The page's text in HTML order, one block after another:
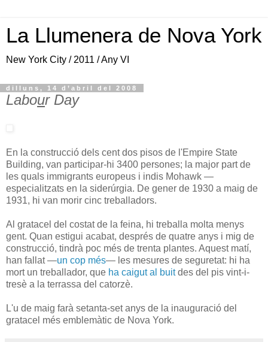
La Llumenera de Nova York
New York City / 2011 / Any VI
dilluns, 14 d’abril del 2008
Labour Day
En la construcció dels cent dos pisos de l'Empire State
Building, van participar-hi 3400 persones; la major part de
les quals immigrants europeus i indis Mohawk —
especialitzats en la siderúrgia. De gener de 1930 a maig de
1931, hi van morir cinc treballadors.
Al gratacel del costat de la feina, hi treballa molta menys
gent. Quan estigui acabat, després de quatre anys i mig de
construcció, tindrà poc més de trenta plantes. Aquest matí,
han fallat —un cop més— les mesures de seguretat: hi ha
mort un treballador, que ha caigut al buitdes del pis vint-i-
tresè a la terrassa del catorzè.
L'u de maig farà setanta-set anys de la inauguració del
gratacel més emblemàtic de Nova York.